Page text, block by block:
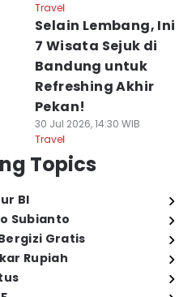
Travel
Selain Lembang, Ini
7 Wisata Sejuk di
Bandung untuk
Refreshing Akhir
Pekan!
30 Jul 2026, 14:30 WIB
Travel
Topics
BI
Subianto
Gratis
Rupiah